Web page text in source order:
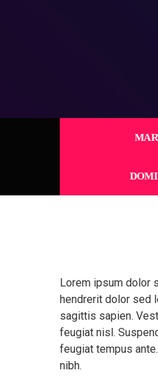
Lorem ipsum dolor
hendrerit dolor sed
sagittis sapien.
feugiat nisl.
feugiat tempus
nibh.